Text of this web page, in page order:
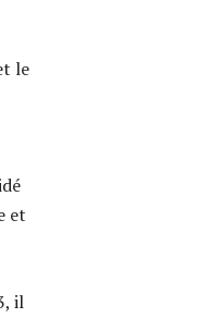
le
et
il